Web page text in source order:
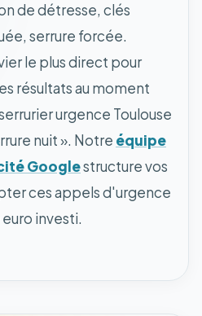
de détresse, clés
serrure forcée.
le plus direct pour
résultats au moment
urgence Toulouse
nuit ». Notre équipe
Googlestructure vos
ces appels d'urgence
investi.